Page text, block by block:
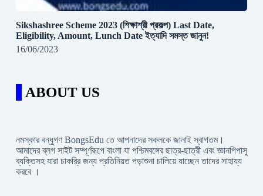
Sikshashree Scheme 2023 (শিক্ষাশ্রী প্রকল্প) Last Date,
Eligibility, Amount, Lunch Date ইত্যাদি সমস্ত জানুন!
16/06/2023
ABOUT US
নমস্কার বন্ধুগণ BongsEdu তে আপনাদের সকলকে জানাই স্বাগতম।
আমাদের ব্লগ সাইট সম্পূর্ণরূপে বাংলা যা পশ্চিমবঙ্গের ছাত্র-ছাত্রী এবং জ্ঞানপিপাসু
ব্যক্তিসহ যারা চাকরি্র জন্য প্রতিনিয়ত পড়াশুনা চালিয়ে যাচ্ছেন তাদের সাহায্য
করবে ।